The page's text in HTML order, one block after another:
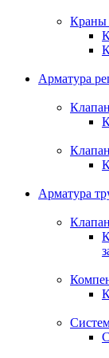
Краны
Арматура
Арматура